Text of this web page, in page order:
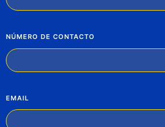
NÚMERO DE CONTACTO
EMAIL